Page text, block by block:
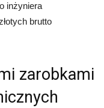
inżyniera
brutto
zarobkami